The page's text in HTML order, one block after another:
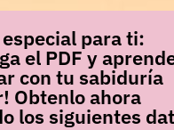
para ti:
el PDF y
con tu sabiduría
Obtenlo ahora
los siguientes